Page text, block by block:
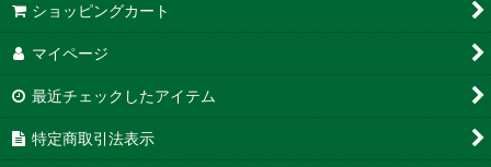
ショッピングカート
マイページ
最近チェックしたアイテム
特定商取引法表示